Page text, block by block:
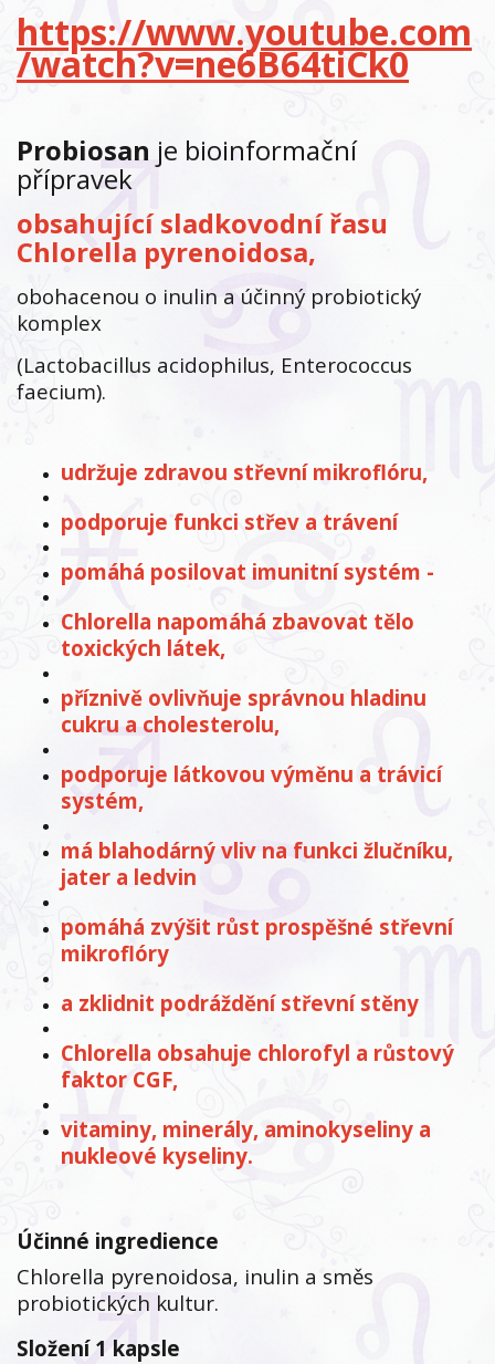
https://www.youtube.com
/watch?v=ne6B64tiCk0
Probiosan je bioinformační
přípravek
obsahující sladkovodní řasu
Chlorella pyrenoidosa,
obohacenou o inulin a účinný probiotický
komplex
(Lactobacillus acidophilus, Enterococcus
faecium).
udržuje zdravou střevní mikroflóru,
podporuje funkci střev a trávení
pomáhá posilovat imunitní systém -
Chlorella napomáhá zbavovat tělo
toxických látek,
příznivě ovlivňuje správnou hladinu
cukru a cholesterolu,
podporuje látkovou výměnu a trávicí
systém,
má blahodárný vliv na funkci žlučníku,
jater a ledvin
pomáhá zvýšit růst prospěšné střevní
mikroflóry
a zklidnit podráždění střevní stěny
Chlorella obsahuje chlorofyl a růstový
faktor CGF,
vitaminy, minerály, aminokyseliny a
nukleové kyseliny.
Účinné ingredience
Chlorella pyrenoidosa, inulin a směs
probiotických kultur.
Složení 1 kapsle